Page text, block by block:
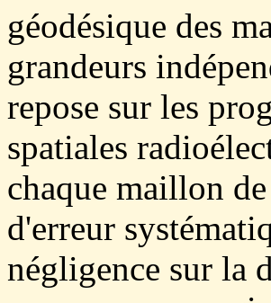
géodésique des
grandeurs
repose sur les
spatiales
chaque maillon
d'erreur
négligence sur la